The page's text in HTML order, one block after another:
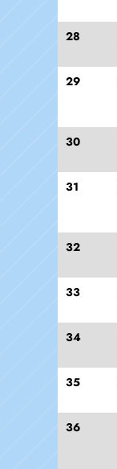
28
29
30
31
32
33
34
35
36